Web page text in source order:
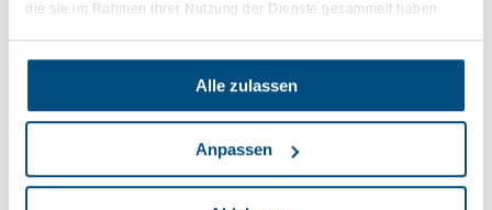
die sie im Rahmen Ihrer Nutzung der Dienste gesammelt haben.
Alle zulassen
Anpassen
Segmentierte und individualisierte Ansätze für
optimalen Produkt- und Markterfolg.
Ihr Vorname